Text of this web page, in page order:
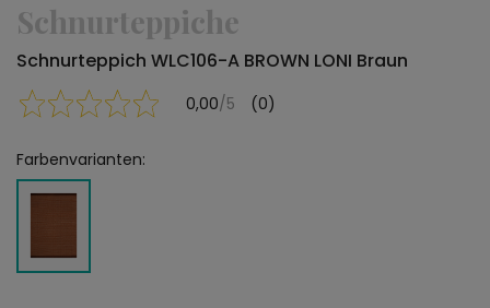
Schnurteppiche
Schnurteppich WLC106-A BROWN LONI Braun
0,00/5 (0)
Farbenvarianten: